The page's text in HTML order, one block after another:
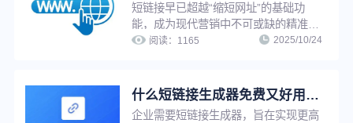
短链接早已超越“缩短网址”的基础功
能，成为现代营销中不可或缺的精准数
据工具。其核心价值在于美化、追踪和
阅读： 1165 2025/10/24
什么短链接生成器免费又好用？这个老牌短链接平台功能强大简单好用
企业需要短链接生成器，旨在实现更高